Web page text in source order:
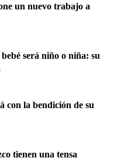
un nuevo trabajo a
será niño o niña: su
con la bendición de su
tienen una tensa